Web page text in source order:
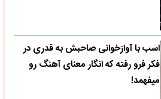
اسب با آوازخوانی صاحبش به قدری در
فکر فرو رفته که انگار معنای آهنگ رو
میفهمد!